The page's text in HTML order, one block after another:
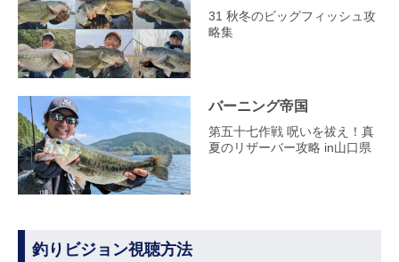
31 秋冬のビッグフィッシュ攻
略集
バーニング帝国
第五十七作戦 呪いを祓え！真
夏のリザーバー攻略 in山口県
釣りビジョン視聴方法